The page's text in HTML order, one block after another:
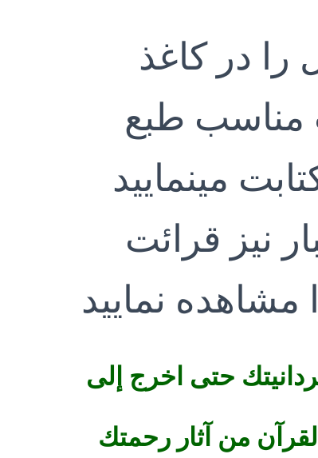
در کاغذ
طبع
مینمایید
نیز قرائت
نمایید
حتى اخرج إلى
من آثار رحمتك